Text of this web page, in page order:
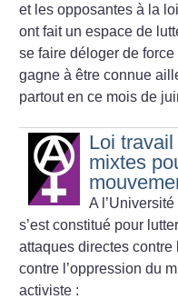
et les opposantes à la
ont fait un espace de
se faire déloger de
gagne à être connue
partout en ce mois de
Loi
mixtes
A
s’est constitué pour
attaques directes
contre l’oppression du
activiste :